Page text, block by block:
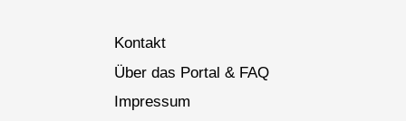
Kontakt
Über das Portal & FAQ
Impressum